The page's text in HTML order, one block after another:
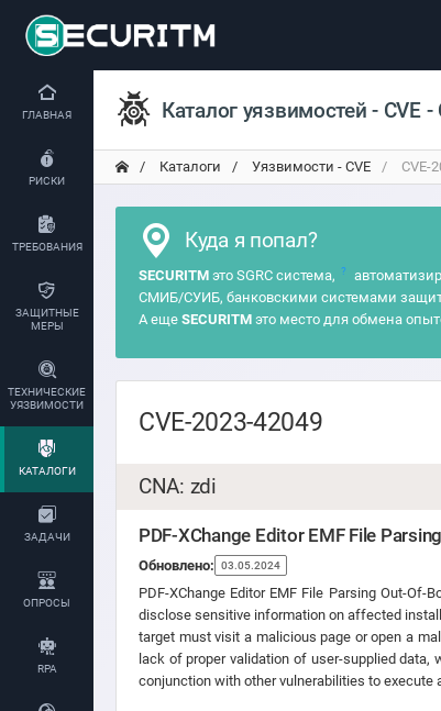
ГЛАВНАЯ
РИСКИ
ТРЕБОВАНИЯ
ЗАЩИТНЫЕ
МЕРЫ
ТЕХНИЧЕСКИЕ
УЯЗВИМОСТИ
КАТАЛОГИ
ЗАДАЧИ
ОПРОСЫ
RPA
Каталог уязвимостей - CVE
Каталоги Уязвимости - CVE CVE-
Куда я попал?
SECURITM это SGRC система, ?
СМИБ/СУИБ, банковскими системами
А еще SECURITM это место для обмена
CVE-2023-42049
CNA: zdi
PDF-XChange Editor EMF File
Обновлено: 03.05.2024
PDF-XChange Editor EMF File Parsing Out-
disclose sensitive information on affected
target must visit a malicious page or open a
lack of proper validation of user-supplied
conjunction with other vulnerabilities to execute